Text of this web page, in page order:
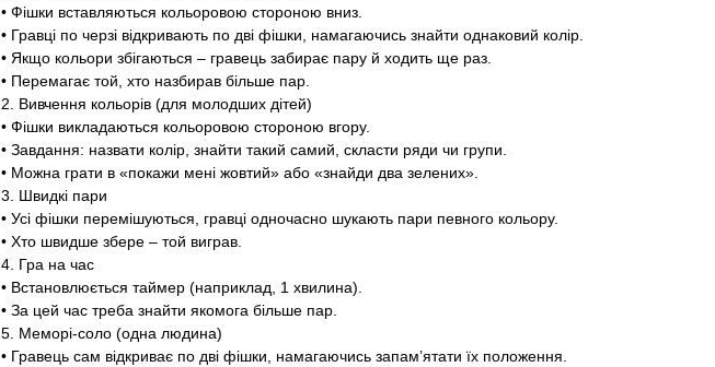
• Фішки вставляються кольоровою стороною вниз.
• Гравці по черзі відкривають по дві фішки, намагаючись знайти однаковий колір.
• Якщо кольори збігаються – гравець забирає пару й ходить ще раз.
• Перемагає той, хто назбирав більше пар.
2. Вивчення кольорів (для молодших дітей)
• Фішки викладаються кольоровою стороною вгору.
• Завдання: назвати колір, знайти такий самий, скласти ряди чи групи.
• Можна грати в «покажи мені жовтий» або «знайди два зелених».
3. Швидкі пари
• Усі фішки перемішуються, гравці одночасно шукають пари певного кольору.
• Хто швидше збере – той виграв.
4. Гра на час
• Встановлюється таймер (наприклад, 1 хвилина).
• За цей час треба знайти якомога більше пар.
5. Меморі-соло (одна людина)
• Гравець сам відкриває по дві фішки, намагаючись запам’ятати їх положення.